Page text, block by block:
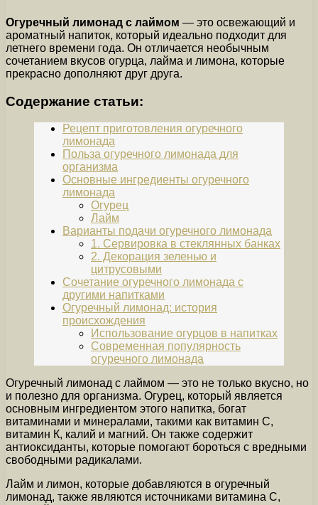
Огуречный лимонад с лаймом — это освежающий и
ароматный напиток, который идеально подходит для
летнего времени года. Он отличается необычным
сочетанием вкусов огурца, лайма и лимона, которые
прекрасно дополняют друг друга.
Содержание статьи:
Рецепт приготовления огуречного
лимонада
Польза огуречного лимонада для
организма
Основные ингредиенты огуречного
лимонада
Огурец
Лайм
Варианты подачи огуречного лимонада
1. Сервировка в стеклянных банках
2. Декорация зеленью и
цитрусовыми
Сочетание огуречного лимонада с
другими напитками
Огуречный лимонад: история
происхождения
Использование огурцов в напитках
Современная популярность
огуречного лимонада
Огуречный лимонад с лаймом — это не только вкусно, но
и полезно для организма. Огурец, который является
основным ингредиентом этого напитка, богат
витаминами и минералами, такими как витамин С,
витамин К, калий и магний. Он также содержит
антиоксиданты, которые помогают бороться с вредными
свободными радикалами.
Лайм и лимон, которые добавляются в огуречный
лимонад, также являются источниками витамина С,